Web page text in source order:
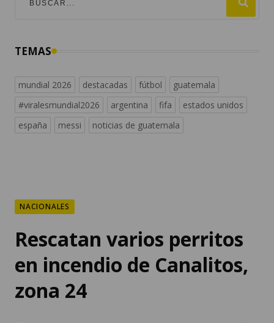
TEMAS
mundial 2026 destacadas fútbol
guatemala
#viralesmundial2026
argentina fifa
estados unidos
españa
messi noticias de guatemala
NACIONALES
Rescatan varios perritos
en incendio de Canalitos,
zona 24